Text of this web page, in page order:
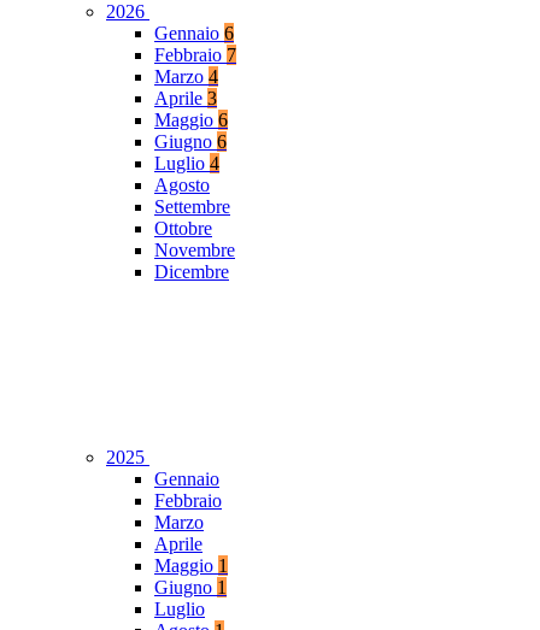
2026
Gennaio 6
Febbraio 7
Marzo 4
Aprile 3
Maggio 6
Giugno 6
Luglio 4
Agosto
Settembre
Ottobre
Novembre
Dicembre
2025
Gennaio
Febbraio
Marzo
Aprile
Maggio 1
Giugno 1
Luglio